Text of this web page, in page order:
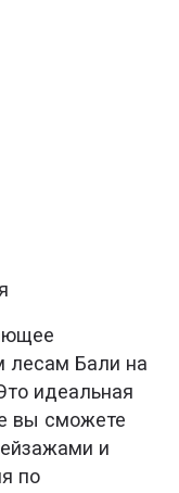
лесам Бали на
идеальная
вы сможете
и
по